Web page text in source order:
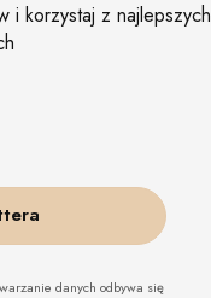
i korzystaj z najlepszych
danych odbywa się